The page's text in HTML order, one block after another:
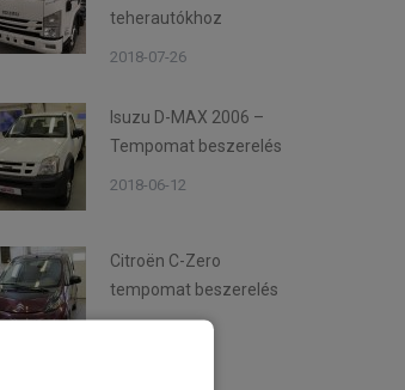
teherautókhoz
2018-07-26
Isuzu D-MAX 2006 –
Tempomat beszerelés
2018-06-12
Citroën C-Zero
tempomat beszerelés